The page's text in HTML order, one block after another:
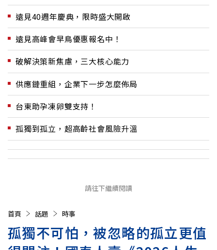
遠見40週年慶典，限時盛大開啟
遠見高峰會早鳥優惠報名中！
破解決策新焦慮，三大核心能力
供應鏈重組，企業下一步怎麼佈局
台東助孕凍卵雙支持！
孤獨到孤立，超高齡社會風險升溫
請往下繼續閱讀
首頁 話題 時事
孤獨不可怕，被忽略的孤立更值